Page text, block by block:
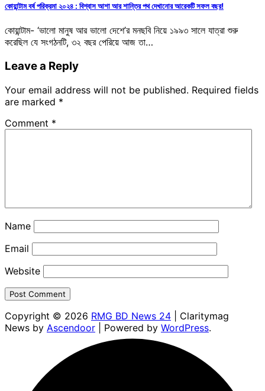
কোয়ান্টাম বর্ষ পরিক্রমা ২০২৪ : বিশ্বাস আশা আর শান্তির পথ দেখানোর আরেকটি সফল বছর!
কোয়ান্টাম- ‘ভালো মানুষ আর ভালো দেশে’র মনছবি নিয়ে ১৯৯৩ সালে যাত্রা শুরু
করেছিল যে সংগঠনটি, ৩২ বছর পেরিয়ে আজ তা…
Leave a Reply
Your email address will not be published. Required fields
are marked *
Comment *
Name
Email
Website
Copyright © 2026 RMG BD News 24 | Claritymag
News by Ascendoor | Powered by WordPress.